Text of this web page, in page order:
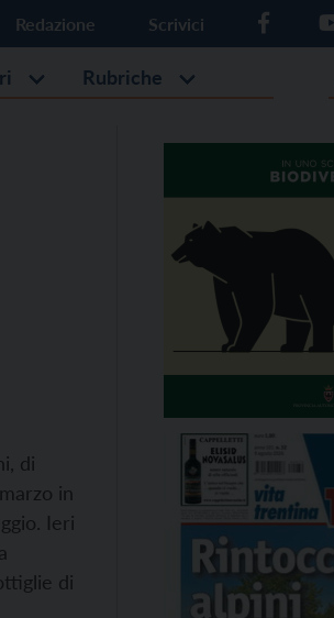
Redazione Scrivici
Rubriche
di
in
Ieri
di